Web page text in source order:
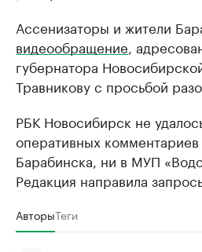
Ассенизаторы и жители
видеообращение ,
губернатора
Травникову с просьбой
РБК Новосибирск не
оперативных
Барабинска, ни в МУП
Редакция направила
АвторыТеги